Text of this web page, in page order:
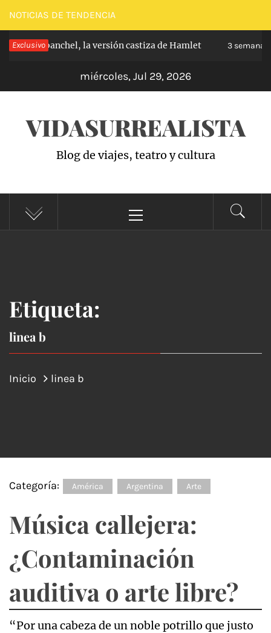
Saltar
al
contenido
NOTICIAS DE TENDENCIA
Exclusivo
de Carabanchel, la versión castiza de Hamlet 3 semanas
miércoles, Jul 29, 2026
VIDASURREALISTA
Blog de viajes, teatro y cultura
principal
Etiqueta:
linea b
Inicio linea b
Categoría: América Argentina Arte
Música callejera:
¿Contaminación
auditiva o arte libre?
“Por una cabeza de un noble potrillo que justo